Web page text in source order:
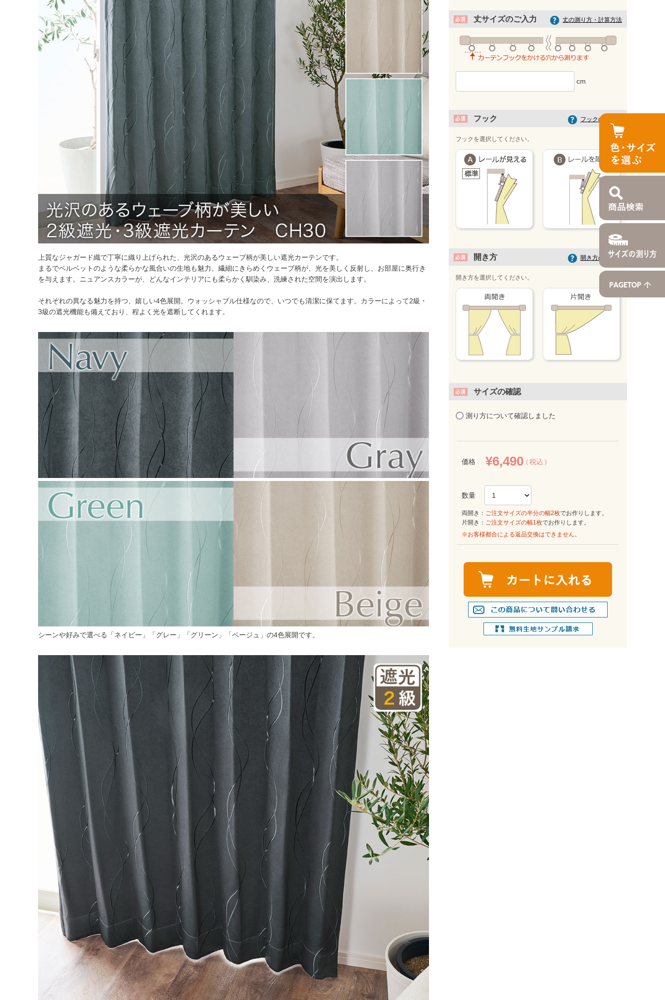
シックなつまみです。
2倍ヒダ
フラット
上質なジャガード織で丁寧に織り上げられた、光沢のあるウェーブ柄が美しい遮光カーテンです。
まるでベルベットのような柔らかな風合いの生地も魅力。繊細にきらめくウェーブ柄が、光を美しく反射し、お部屋に奥行き
を与えます。ニュアンスカラーが、どんなインテリアにも柔らかく馴染み、洗練された空間を演出します。
それぞれの異なる魅力を持つ、嬉しい4色展開。ウォッシャブル仕様なので、いつでも清潔に保てます。カラーによって2級・
3級の遮光機能も備えており、程よく光を遮断してくれます。
シーンや好みで選べる「ネイビー」「グレー」「グリーン」「ベージュ」の4色展開です。
丈サイズのご入力 丈の測り方・計算方法
フック フックの選び方
フックを選択してください。
開き方 開き方の選び方
開き方を選択してください。
サイズの確認
測り方について確認しました
価格 ¥6,490 税込
両開き： ご注文サイズの半分の幅2枚でお作りします。
片開き： ご注文サイズの幅1枚でお作りします。
※お客様都合による返品交換はできません。